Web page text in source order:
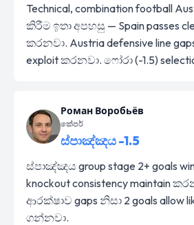
Technical, combination football
කිරීම ඉතා අපහසු — Spain passes
කරනවා. Austria defensive line
exploit කරනවා. ෆෝරා (-1.5)
Роман Воробьёв
කේපර්
ස්පාඤ්ඤය -1.5
ස්පාඤ්ඤය group stage 2+ goals
knockout consistency maintain
ආරක්ෂාව gaps නිසා 2 goals allow
ගන්නවා.